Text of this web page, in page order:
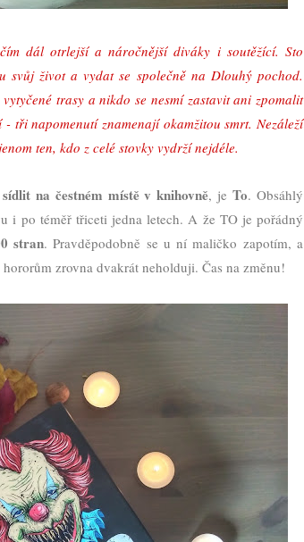
dál otrlejší a náročnější diváky i soutěžící. Sto
svůj život a vydat se společně na Dlouhý pochod.
trasy a nikdo se nesmí zastavit ani zpomalit
tři napomenutí znamenají okamžitou smrt. Nezáleží
ten, kdo z celé stovky vydrží nejdéle.
sídlit na čestném místě v knihovně, jeTo. Obsáhlý
i po téměř třiceti jedna letech. A že TO je pořádný
stran. Pravděpodobně se u ní maličko zapotím, a
zrovna dvakrát neholduji. Čas na změnu!